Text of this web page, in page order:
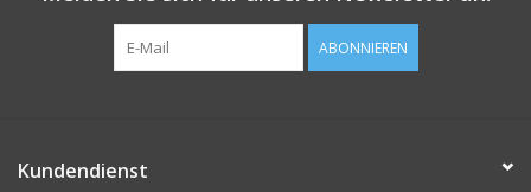
ABONNIEREN
Kundendienst